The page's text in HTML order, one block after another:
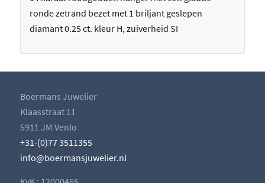
ronde zetrand bezet met 1 briljant geslepen
diamant 0.25 ct. kleur H, zuiverheid SI
Boermans Juwelier
Klaasstraat 11
5911 JM Venlo
+31-(0)77 3511355
info@boermansjuwelier.nl